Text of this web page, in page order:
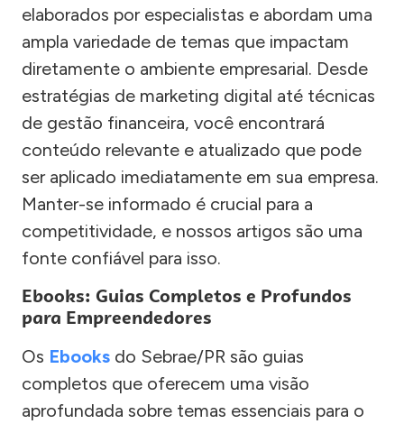
elaborados por especialistas e abordam uma
ampla variedade de temas que impactam
diretamente o ambiente empresarial. Desde
estratégias de marketing digital até técnicas
de gestão financeira, você encontrará
conteúdo relevante e atualizado que pode
ser aplicado imediatamente em sua empresa.
Manter-se informado é crucial para a
competitividade, e nossos artigos são uma
fonte confiável para isso.
Ebooks: Guias Completos e Profundos
para Empreendedores
Os Ebooks do Sebrae/PR são guias
completos que oferecem uma visão
aprofundada sobre temas essenciais para o